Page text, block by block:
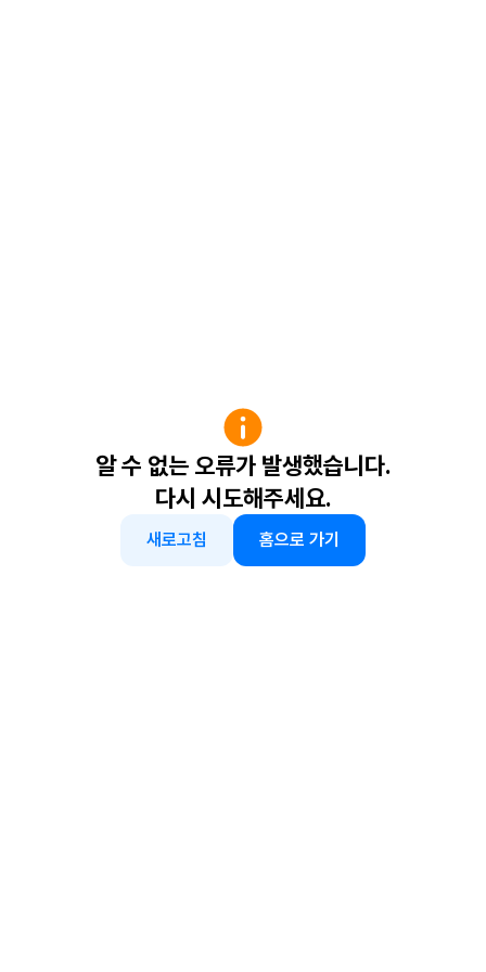
알 수 없는 오류가 발생했습니다.
다시 시도해주세요.
새로고침 홈으로 가기